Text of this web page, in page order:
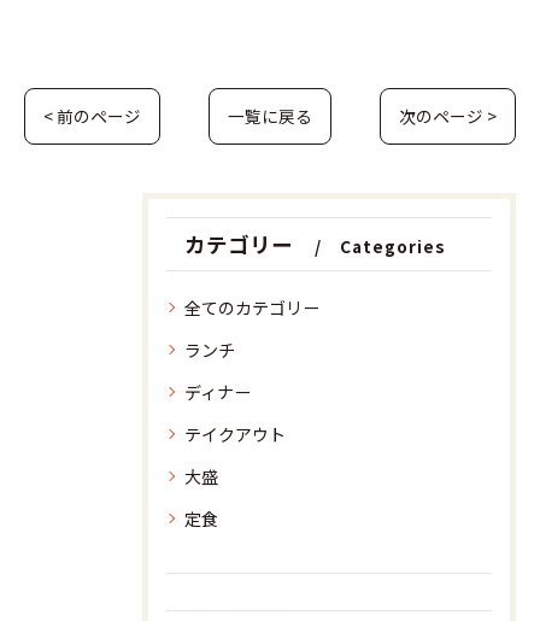
< 前のページ 一覧に戻る 次のページ >
カテゴリー Categories
全てのカテゴリー
ランチ
ディナー
テイクアウト
大盛
定食